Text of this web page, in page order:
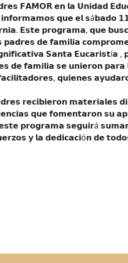
𝗙𝗔𝗠𝗢𝗥 𝗲𝗻 𝗹𝗮 𝗨𝗻𝗶𝗱𝗮𝗱
𝗾𝘂𝗲 𝗲𝗹 𝘀á𝗯𝗮𝗱𝗼
𝗘𝘀𝘁𝗲 𝗽𝗿𝗼𝗴𝗿𝗮𝗺𝗮, 𝗾𝘂𝗲
𝗽𝗮𝗱𝗿𝗲𝘀 𝗱𝗲 𝗳𝗮𝗺𝗶𝗹𝗶𝗮
𝗦𝗮𝗻𝘁𝗮 𝗘𝘂𝗰𝗮𝗿𝗶𝘀𝘁í𝗮
𝗱𝗲 𝗳𝗮𝗺𝗶𝗹𝗶𝗮 𝘀𝗲 𝘂𝗻𝗶𝗲𝗿𝗼𝗻
𝗾𝘂𝗶𝗲𝗻𝗲𝘀
𝗿𝗲𝗰𝗶𝗯𝗶𝗲𝗿𝗼𝗻 𝗺𝗮𝘁𝗲𝗿𝗶𝗮𝗹𝗲𝘀
𝗾𝘂𝗲 𝗳𝗼𝗺𝗲𝗻𝘁𝗮𝗿𝗼𝗻 𝘀𝘂
𝗽𝗿𝗼𝗴𝗿𝗮𝗺𝗮 𝘀𝗲𝗴𝘂𝗶𝗿á
𝘆 𝗹𝗮 𝗱𝗲𝗱𝗶𝗰𝗮𝗰𝗶ó𝗻 𝗱𝗲
Minicity